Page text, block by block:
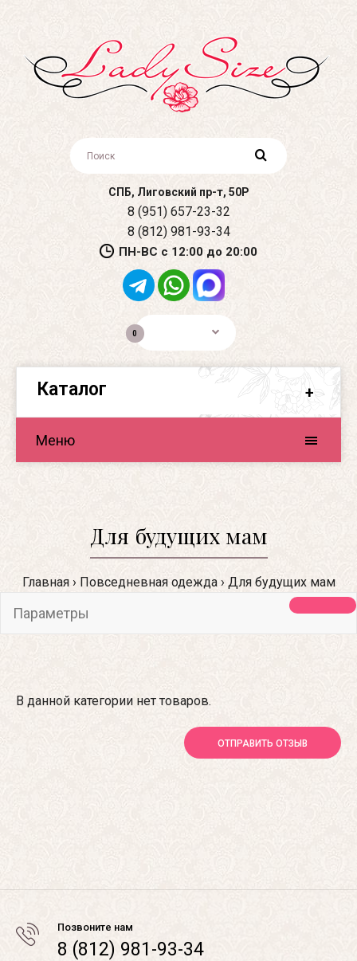
СПБ, Лиговский пр-т, 50Р
8 (951) 657-23-32
8 (812) 981-93-34
ПН-ВС с 12:00 до 20:00
0
Каталог
Меню
Для будущих мам
Главная Повседневная одежда Для будущих мам
Параметры
В данной категории нет товаров.
ОТПРАВИТЬ ОТЗЫВ
Позвоните нам
8 (812) 981-93-34